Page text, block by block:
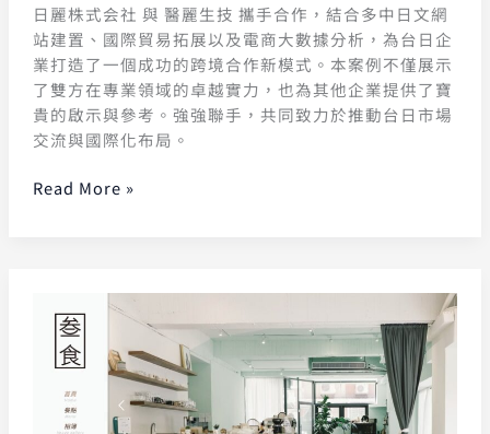
日麗株式会社 與 醫麗生技 攜手合作，結合多中日文網
站建置、國際貿易拓展以及電商大數據分析，為台日企
業打造了一個成功的跨境合作新模式。本案例不僅展示
了雙方在專業領域的卓越實力，也為其他企業提供了寶
貴的啟示與參考。強強聯手，共同致力於推動台日市場
交流與國際化布局。
Read More »